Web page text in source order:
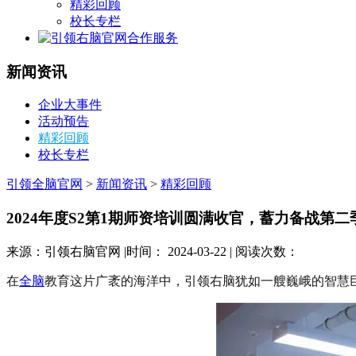
精彩回顾
校长专栏
合作服务
新闻资讯
企业大事件
活动预告
精彩回顾
校长专栏
引领全脑官网 > 新闻资讯 > 精彩回顾
2024年度S2第1期师资培训圆满收官，蓄力备战第二
来源：引领右脑官网 |时间： 2024-03-22 | 阅读次数：
在全脑教育这片广袤的海洋中，引领右脑犹如一艘巍峨的智